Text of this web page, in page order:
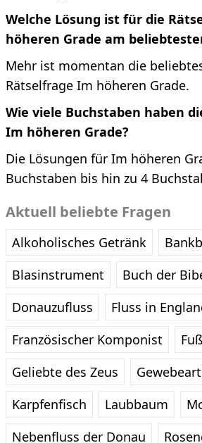
Welche Lösung ist für die
höheren Grade am
Mehr ist momentan die
Rätselfrage Im höheren Grade.
Wie viele Buchstaben haben
Im höheren Grade?
Die Lösungen für Im höheren
Buchstaben bis hin zu 4
Aktuell beliebte Fragen
Alkoholisches Getränk
Blasinstrument
Buch der
Donauzufluss
Fluss in
Französischer Komponist
Geliebte des Zeus
Gewebeart
Karpfenfisch
Laubbaum
Nebenfluss der Donau